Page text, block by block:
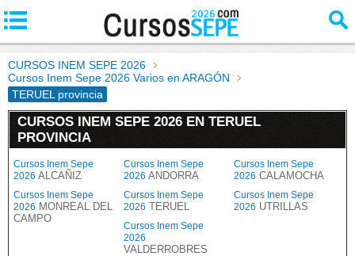
CURSOS INEM SEPE 2026
Cursos Inem Sepe 2026 Varios en ARAGÓN
TERUEL provincia
CURSOS INEM SEPE 2026 EN TERUEL
PROVINCIA
Cursos Inem Sepe
2026 ALCAÑIZ
Cursos Inem Sepe
2026 ANDORRA
Cursos Inem Sepe
2026 CALAMOCHA
Cursos Inem Sepe
2026 MONREAL DEL
CAMPO
Cursos Inem Sepe
2026 TERUEL
Cursos Inem Sepe
2026 UTRILLAS
Cursos Inem Sepe
2026
VALDERROBRES